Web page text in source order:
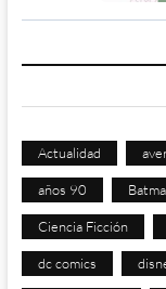
Actualidad
años 90
Ciencia Ficción
dc comics